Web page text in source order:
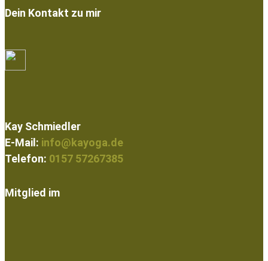
Dein Kontakt zu mir
Kay Schmiedler
E-Mail: info@kayoga.de
Telefon: 0157 57267385
Mitglied im